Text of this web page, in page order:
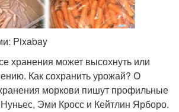
Pixabay
хранения может высохнуть или
Как сохранить урожай? О
моркови пишут профильные
Эми Кросс и Кейтлин Ярборо.